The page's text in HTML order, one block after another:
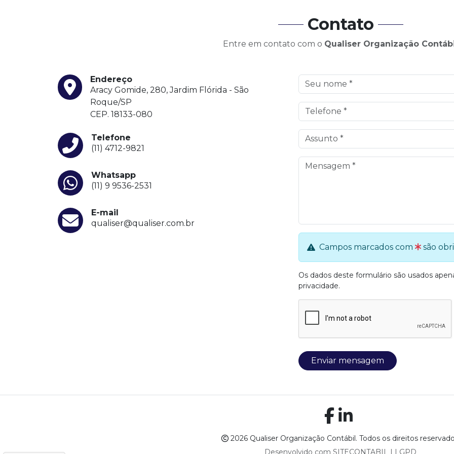
Contato
Entre em contato com o Qualiser Organização
Endereço
Aracy Gomide, 280, Jardim Flórida - São
Roque/SP
CEP. 18133-080
Telefone
(11) 4712-9821
Whatsapp
(11) 9 9536-2531
E-mail
qualiser@qualiser.com.br
Campos marcados com são
Os dados deste formulário são usados
privacidade.
Enviar mensagem
2026 Qualiser Organização Contábil. Todos os direitos
Desenvolvido com SITECONTABIL LGPD